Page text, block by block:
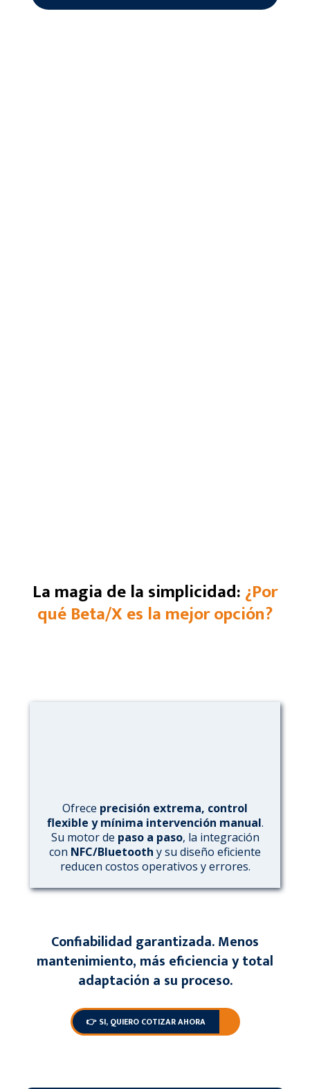
La magia de la simplicidad:¿Por
qué Beta/X es la mejor opción?
Ofrece precisión extrema, control
flexible y mínima intervención manual.
Su motor de paso a paso, la integración
con NFC/Bluetooth y su diseño eficiente
reducen costos operativos y errores.
Confiabilidad garantizada. Menos
mantenimiento, más eficiencia y total
adaptación a su proceso.
👉 SI, QUIERO COTIZAR AHORA